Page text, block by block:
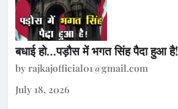
बधाई हो…पड़ौस में भगत सिंह पैदा हुआ है!
by rajkajofficial01@gmail.com
July 18, 2026